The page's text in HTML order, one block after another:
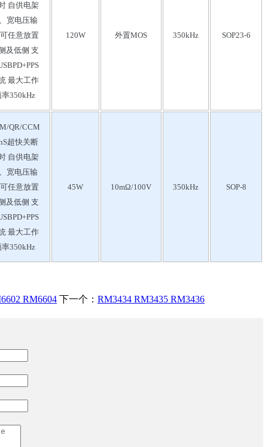
自供电架
宽电压输
任意放置
及低侧 支
最大工作
350kHz
120W 外置MOS 350kHz SOP23-6
QR/CCM
超快关断
自供电架
宽电压输
任意放置
及低侧 支
最大工作
350kHz
45W 10mΩ/100V 350kHz SOP-8
RM6604 下一个： RM3434 RM3435 RM3436